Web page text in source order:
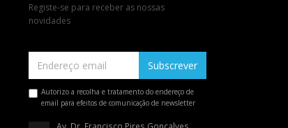
Registe-se para receber as nossas
novidades
Subscrever
Autorizo a recolha e tratamento do endereço de
email para efeitos de comunicação de newsletter